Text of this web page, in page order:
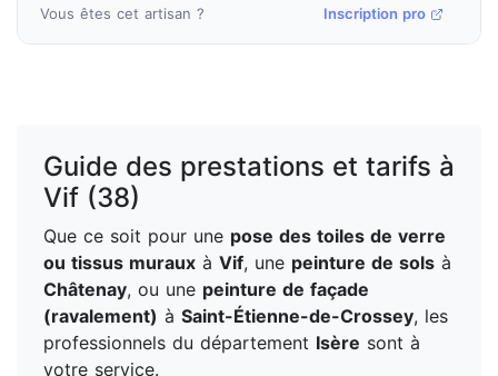
Vous êtes cet artisan ? Inscription pro
Guide des prestations et tarifs à
Vif (38)
Que ce soit pour une pose des toiles de verre
ou tissus muraux à Vif, une peinture de sols à
Châtenay, ou une peinture de façade
(ravalement) à Saint-Étienne-de-Crossey, les
professionnels du département Isère sont à
votre service.